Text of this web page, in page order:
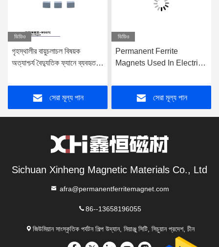
ভিডিও
গৃহস্থালীর বায়ুচলাচল বিষয়ক
অত্যাশ্চর্য বৈদ্যুতিক ফ্যানে ব্যবহৃত
সেরা মূল্য পান
ভিডিও
Permanent Ferrite
Magnets Used In Electric
Air Circulation
সেরা মূল্য পান
Sichuan Xinheng Magnetic Materials Co., Ltd
afra@permanentferritemagnet.com
86--13658196055
জিউমিয়ান সাংস্কৃতিক পর্যটন শিল্প উদ্যান, মিয়াঞ্জু সিটি, সিচুয়ান প্রদেশ, চীন